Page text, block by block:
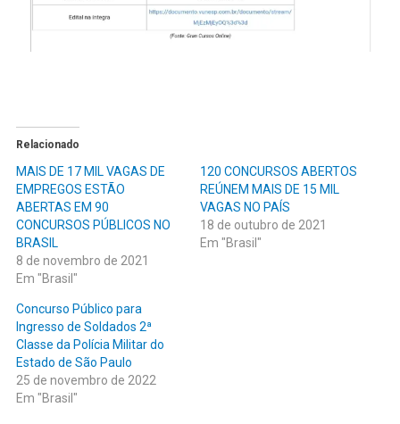
Relacionado
MAIS DE 17 MIL VAGAS DE
EMPREGOS ESTÃO
ABERTAS EM 90
CONCURSOS PÚBLICOS NO
BRASIL
8 de novembro de 2021
Em "Brasil"
120 CONCURSOS ABERTOS
REÚNEM MAIS DE 15 MIL
VAGAS NO PAÍS
18 de outubro de 2021
Em "Brasil"
Concurso Público para
Ingresso de Soldados 2ª
Classe da Polícia Militar do
Estado de São Paulo
25 de novembro de 2022
Em "Brasil"